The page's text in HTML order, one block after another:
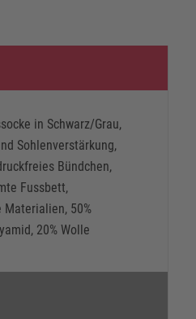
in Schwarz/Grau,
Sohlenverstärkung,
Bündchen,
Fussbett,
Materialien, 50%
20% Wolle